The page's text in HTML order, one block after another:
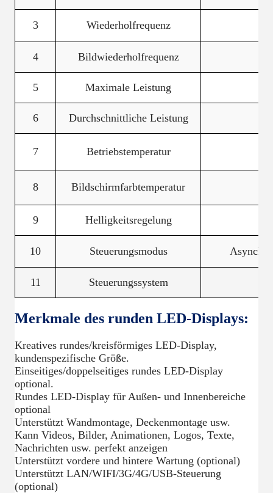
3 Wiederholfrequenz
4 Bildwiederholfrequenz
5 Maximale Leistung
6 Durchschnittliche Leistung
7 Betriebstemperatur
8 Bildschirmfarbtemperatur
9 Helligkeitsregelung
10 Steuerungsmodus
11 Steuerungssystem
Merkmale des runden LED-Displays:
Kreatives rundes/kreisförmiges LED-Display,
kundenspezifische Größe.
Einseitiges/doppelseitiges rundes LED-Display
optional.
Rundes LED-Display für Außen- und Innenbereiche
optional
Unterstützt Wandmontage, Deckenmontage usw.
Kann Videos, Bilder, Animationen, Logos, Texte,
Nachrichten usw. perfekt anzeigen
Unterstützt vordere und hintere Wartung (optional)
Unterstützt LAN/WIFI/3G/4G/USB-Steuerung
(optional)